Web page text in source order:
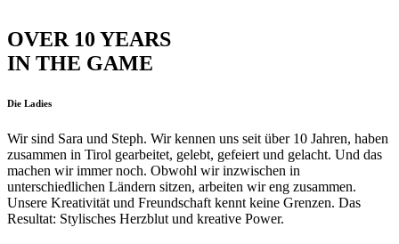
OVER 10 YEARS
IN THE GAME
Die Ladies
Wir sind Sara und Steph. Wir kennen uns seit über 10 Jahren, haben
zusammen in Tirol gearbeitet, gelebt, gefeiert und gelacht. Und das
machen wir immer noch. Obwohl wir inzwischen in
unterschiedlichen Ländern sitzen, arbeiten wir eng zusammen.
Unsere Kreativität und Freundschaft kennt keine Grenzen. Das
Resultat: Stylisches Herzblut und kreative Power.